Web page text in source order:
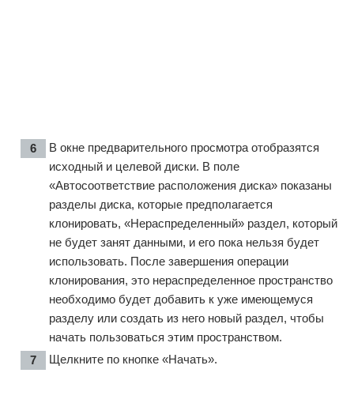
В окне предварительного просмотра отобразятся
исходный и целевой диски. В поле
«Автосоответствие расположения диска» показаны
разделы диска, которые предполагается
клонировать, «Нераспределенный» раздел, который
не будет занят данными, и его пока нельзя будет
использовать. После завершения операции
клонирования, это нераспределенное пространство
необходимо будет добавить к уже имеющемуся
разделу или создать из него новый раздел, чтобы
начать пользоваться этим пространством.
Щелкните по кнопке «Начать».